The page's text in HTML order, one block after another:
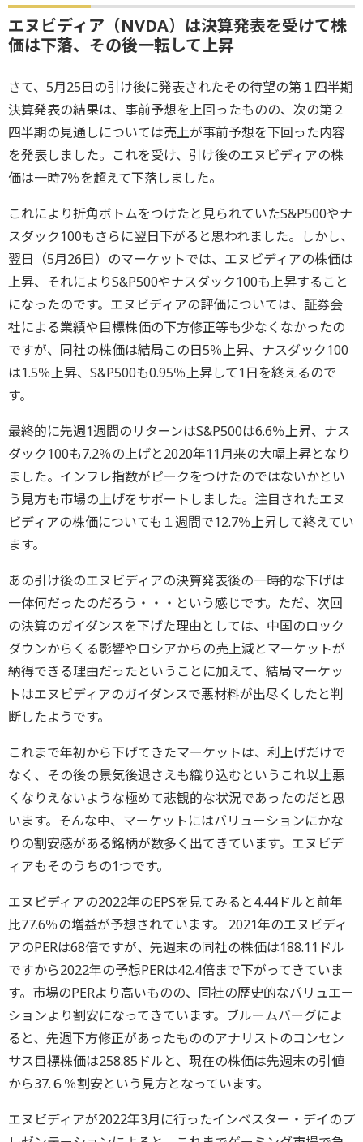
エヌビディア（NVDA）は決算発表を受けて株
価は下落、その後一転して上昇
さて、5月25日の引け後に発表されたその待望の第１四半期
決算発表の結果は、事前予想を上回ったものの、次の第２
四半期の見通しについては売上が事前予想を下回った内容
を発表しました。これを受け、引け後のエヌビディアの株
価は一時7％を超えて下落しました。
これにより折角ボトムをつけたと見られていたS&P500やナ
スダック100もさらに翌日下がると思われました。しかし、
翌日（5月26日）のマーケットでは、エヌビディアの株価は
上昇、それによりS&P500やナスダック100も上昇すること
になったのです。エヌビディアの評価については、証券会
社による業績や目標株価の下方修正等も少なくなかったの
ですが、同社の株価は結局この日5％上昇、ナスダック100
は1.5％上昇、S&P500も0.95％上昇して1日を終えるので
す。
最終的に先週1週間のリターンはS&P500は6.6％上昇、ナス
ダック100も7.2％の上げと2020年11月来の大幅上昇となり
ました。インフレ指数がピークをつけたのではないかとい
う見方も市場の上げをサポートしました。注目されたエヌ
ビディアの株価についても１週間で12.7％上昇して終えてい
ます。
あの引け後のエヌビディアの決算発表後の一時的な下げは
一体何だったのだろう・・・という感じです。ただ、次回
の決算のガイダンスを下げた理由としては、中国のロック
ダウンからくる影響やロシアからの売上減とマーケットが
納得できる理由だったということに加えて、結局マーケッ
トはエヌビディアのガイダンスで悪材料が出尽くしたと判
断したようです。
これまで年初から下げてきたマーケットは、利上げだけで
なく、その後の景気後退さえも織り込むというこれ以上悪
くなりえないような極めて悲観的な状況であったのだと思
います。そんな中、マーケットにはバリューションにかな
りの割安感がある銘柄が数多く出てきています。エヌビデ
ィアもそのうちの1つです。
エヌビディアの2022年のEPSを見てみると4.44ドルと前年
比77.6％の増益が予想されています。 2021年のエヌビディ
アのPERは68倍ですが、先週末の同社の株価は188.11ドル
ですから2022年の予想PERは42.4倍まで下がってきていま
す。市場のPERより高いものの、同社の歴史的なバリュエー
ションより割安になってきています。ブルームバーグによ
ると、先週下方修正があったもののアナリストのコンセン
サス目標株価は258.85ドルと、現在の株価は先週末の引値
から37.６％割安という見方となっています。
エヌビディアが2022年3月に行ったインベスター・デイのプ